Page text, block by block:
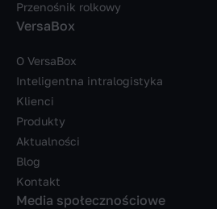
Przenośnik rolkowy
VersaBox
O VersaBox
Inteligentna intralogistyka
Klienci
Produkty
Aktualności
Blog
Kontakt
Media społecznościowe